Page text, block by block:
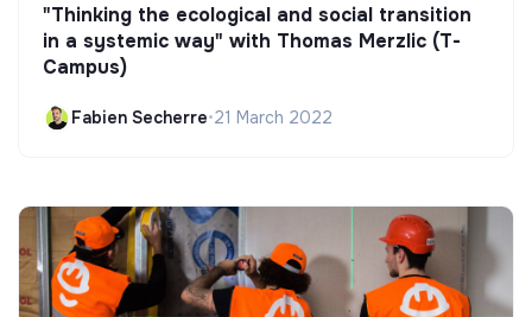
"Thinking the ecological and social transition
in a systemic way" with Thomas Merzlic (T-
Campus)
Fabien Secherre•21 March 2022